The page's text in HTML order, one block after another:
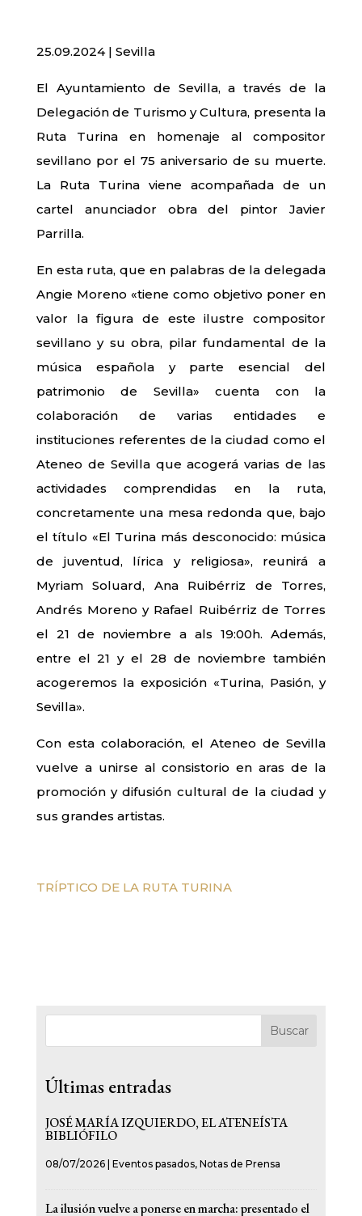
25.09.2024 | Sevilla
El Ayuntamiento de Sevilla, a través de la
Delegación de Turismo y Cultura, presenta la
Ruta Turina en homenaje al compositor
sevillano por el 75 aniversario de su muerte.
La Ruta Turina viene acompañada de un
cartel anunciador obra del pintor Javier
Parrilla.
En esta ruta, que en palabras de la delegada
Angie Moreno «tiene como objetivo poner en
valor la figura de este ilustre compositor
sevillano y su obra, pilar fundamental de la
música española y parte esencial del
patrimonio de Sevilla» cuenta con la
colaboración de varias entidades e
instituciones referentes de la ciudad como el
Ateneo de Sevilla que acogerá varias de las
actividades comprendidas en la ruta,
concretamente una mesa redonda que, bajo
el título «El Turina más desconocido: música
de juventud, lírica y religiosa», reunirá a
Myriam Soluard, Ana Ruibérriz de Torres,
Andrés Moreno y Rafael Ruibérriz de Torres
el 21 de noviembre a als 19:00h. Además,
entre el 21 y el 28 de noviembre también
acogeremos la exposición «Turina, Pasión, y
Sevilla».
Con esta colaboración, el Ateneo de Sevilla
vuelve a unirse al consistorio en aras de la
promoción y difusión cultural de la ciudad y
sus grandes artistas.
TRÍPTICO DE LA RUTA TURINA
Buscar
Últimas entradas
JOSÉ MARÍA IZQUIERDO, EL ATENEÍSTA
BIBLIÓFILO
08/07/2026| Eventos pasados, Notas de Prensa
La ilusión vuelve a ponerse en marcha: presentado el